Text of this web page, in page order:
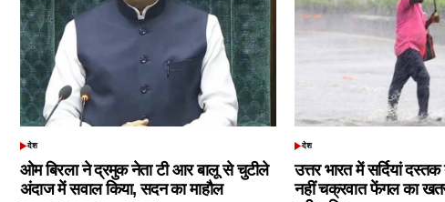
POSTED
देश
ओम बिरला ने द्रमुक नेता टी आर बालू से चुटीले
अंदाज में सवाल किया, सदन का माहौल
POSTED
देश
उत्तर भारत में सर्दियां
नहीं चक्रवात फेंगल का